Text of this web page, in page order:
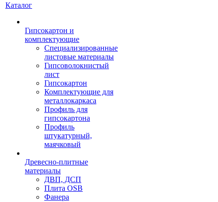
Каталог
Гипсокартон и
комплектующие
Специализированные
листовые материалы
Гипсоволокнистый
лист
Гипсокартон
Комплектующие для
металлокаркаса
Профиль для
гипсокартона
Профиль
штукатурный,
маячковый
Древесно-плитные
материалы
ДВП, ДСП
Плита OSB
Фанера